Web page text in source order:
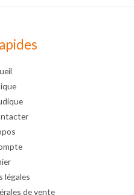
légales
de vente